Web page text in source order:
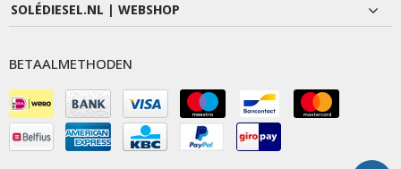
SOLÉDIESEL.NL | WEBSHOP
BETAALMETHODEN